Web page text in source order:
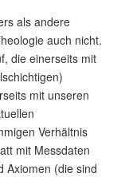
als andere
auch nicht.
die einerseits mit
mit unseren
Verhältnis
mit Messdaten
Axiomen (die sind